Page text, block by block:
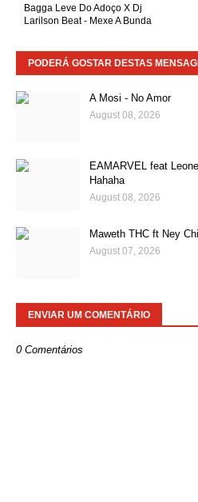
Bagga Leve Do Adoço X Dj
Larilson Beat - Mexe A Bunda
PODERÁ GOSTAR DESTAS
A Mosi - No Amor
August 08, 2026
EAMARVEL feat
Hahaha
August 08, 2026
Maweth THC ft Ney
August 07, 2026
ENVIAR UM COMENTÁRIO
0 Comentários